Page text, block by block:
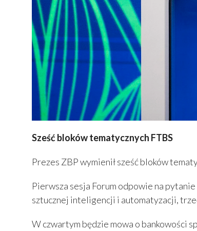
Sześć bloków tematycznych FTBS
Prezes ZBP wymienił sześć bloków
Pierwsza sesja Forum odpowie na
sztucznej inteligencji i automatyzacji,
W czwartym będzie mowa o bankowości